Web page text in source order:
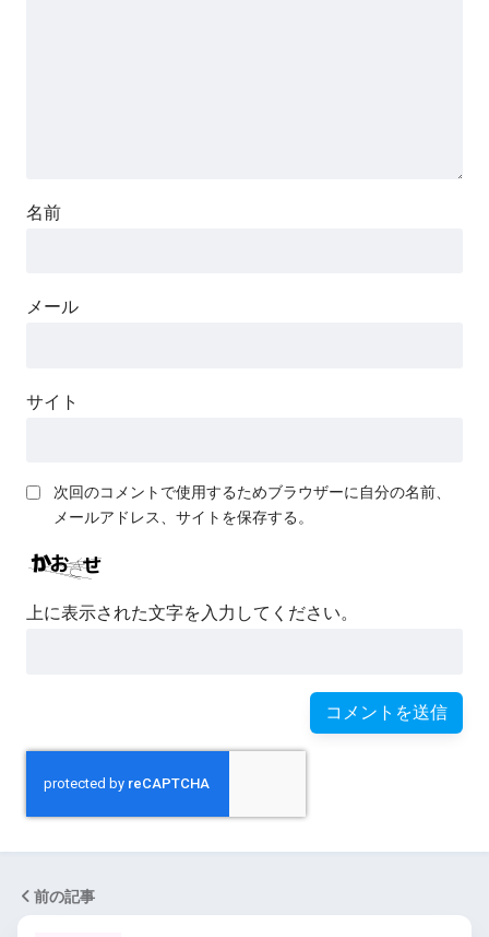
名前
メール
サイト
次回のコメントで使用するためブラウザーに自分の名前、
メールアドレス、サイトを保存する。
上に表示された文字を入力してください。
前の記事